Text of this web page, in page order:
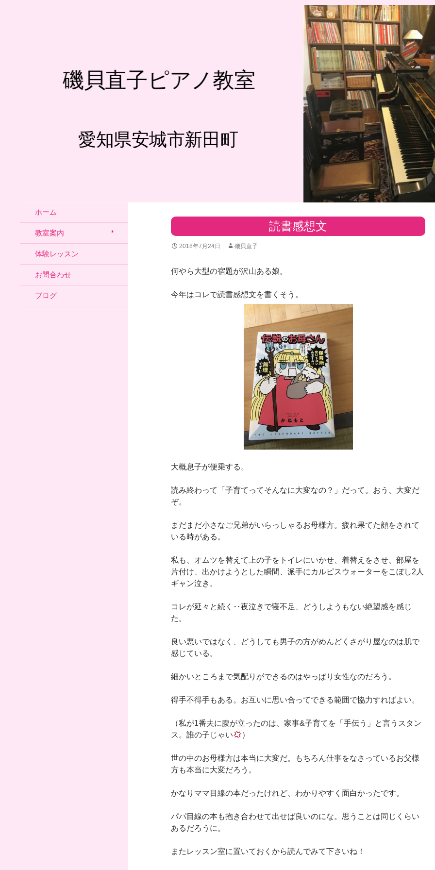
愛知県安城市新田町
磯貝直子ピアノ教室
読書感想文
2018年7月24日 磯貝直子
何やら大型の宿題が沢山ある娘。
今年はコレで読書感想文を書くそう。
大概息子が便乗する。
読み終わって「子育てってそんなに大変なの？」だって。おう、大変だ
ぞ。
まだまだ小さなご兄弟がいらっしゃるお母様方。疲れ果てた顔をされて
いる時がある。
私も、オムツを替えて上の子をトイレにいかせ、着替えをさせ、部屋を
片付け、出かけようとした瞬間、派手にカルピスウォーターをこぼし2人
ギャン泣き。
コレが延々と続く‥夜泣きで寝不足、どうしようもない絶望感を感じ
た。
良い悪いではなく、どうしても男子の方がめんどくさがり屋なのは肌で
感じている。
細かいところまで気配りができるのはやっぱり女性なのだろう。
得手不得手もある。お互いに思い合ってできる範囲で協力すればよい。
（私が1番夫に腹が立ったのは、家事&子育てを「手伝う」と言うスタン
ス。誰の子じゃい
）
世の中のお母様方は本当に大変だ。もちろん仕事をなさっているお父様
方も本当に大変だろう。
かなりママ目線の本だったけれど、わかりやすく面白かったです。
パパ目線の本も抱き合わせて出せば良いのにな。思うことは同じくらい
あるだろうに。
またレッスン室に置いておくから読んでみて下さいね！
ホーム
教室案内
体験レッスン
お問合わせ
ブログ